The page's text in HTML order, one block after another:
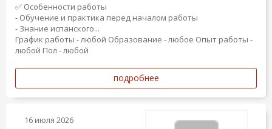
✅ Особенности работы
- Обучение и практика перед началом работы
- Знание испанского...
График работы - любой Образование - любое Опыт работы -
любой Пол - любой
подробнее
16 июля 2026